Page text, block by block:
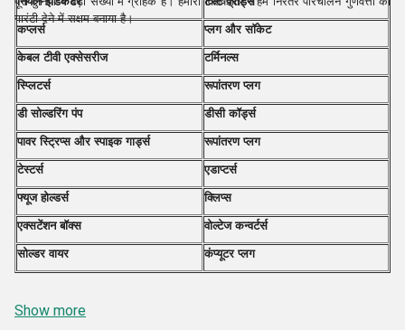
गारंटी देने में सक्षम बनाया है।
कप्लर्स प्लग और सॉकेट
केबल टीवी एक्सेसरीज टर्मिनल्स
स्प्लिटर्स रूपांतरण प्लग
डी सोल्डरिंग पंप डीसी कॉर्ड्स
पावर स्ट्रिप्स और स्पाइक गार्ड्स रूपांतरण प्लग
टेस्टर्स एडाप्टर्स
फ्यूज होल्डर्स क्लिप्स
एक्सटेंशन बॉक्स वोल्टेज कन्वर्टर्स
सोल्डर वायर कंप्यूटर प्लग
Show more